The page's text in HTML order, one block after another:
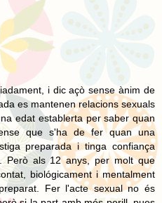
i dic açò sense ànim de
es mantenen relacions sexuals
edat establerta per saber quan
que s'ha de fer quan una
preparada i tinga confiança
Però als 12 anys, per molt que
biológicament i mentalment
Fer l'acte sexual no és